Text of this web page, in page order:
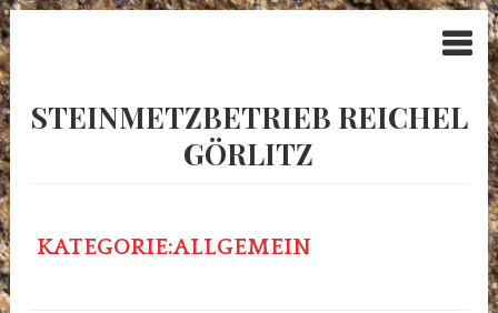
STEINMETZBETRIEB REICHEL
GÖRLITZ
KATEGORIE:ALLGEMEIN